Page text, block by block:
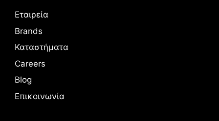
Εταιρεία
Brands
Καταστήματα
Careers
Blog
Επικοινωνία